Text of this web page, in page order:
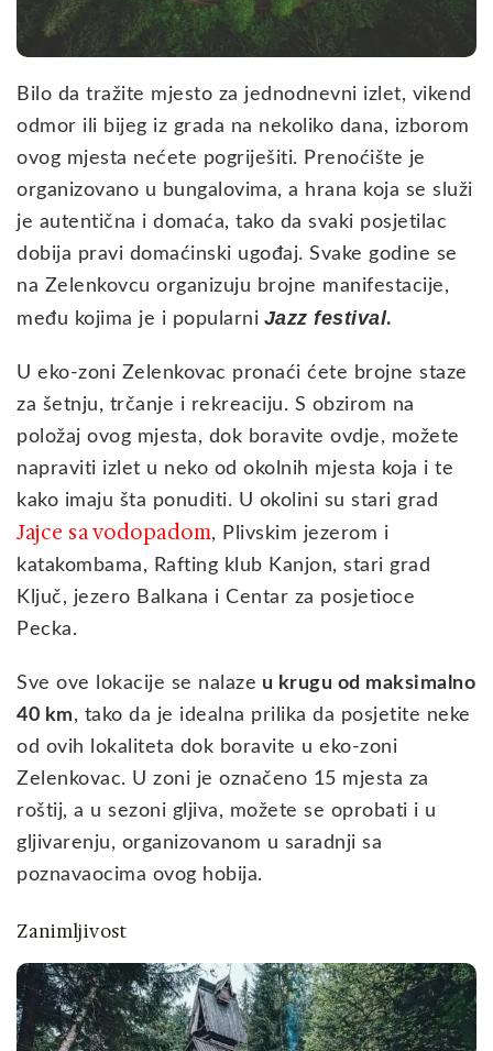
Bilo da tražite mjesto za jednodnevni izlet, vikend
odmor ili bijeg iz grada na nekoliko dana, izborom
ovog mjesta nećete pogriješiti. Prenoćište je
organizovano u bungalovima, a hrana koja se služi
je autentična i domaća, tako da svaki posjetilac
dobija pravi domaćinski ugođaj. Svake godine se
na Zelenkovcu organizuju brojne manifestacije,
među kojima je i popularni Jazz festival.
U eko-zoni Zelenkovac pronaći ćete brojne staze
za šetnju, trčanje i rekreaciju. S obzirom na
položaj ovog mjesta, dok boravite ovdje, možete
napraviti izlet u neko od okolnih mjesta koja i te
kako imaju šta ponuditi. U okolini su stari grad
Jajce sa vodopadom, Plivskim jezerom i
katakombama, Rafting klub Kanjon, stari grad
Ključ, jezero Balkana i Centar za posjetioce
Pecka.
Sve ove lokacije se nalaze u krugu od maksimalno
40 km, tako da je idealna prilika da posjetite neke
od ovih lokaliteta dok boravite u eko-zoni
Zelenkovac. U zoni je označeno 15 mjesta za
roštij, a u sezoni gljiva, možete se oprobati i u
gljivarenju, organizovanom u saradnji sa
poznavaocima ovog hobija.
Zanimljivost